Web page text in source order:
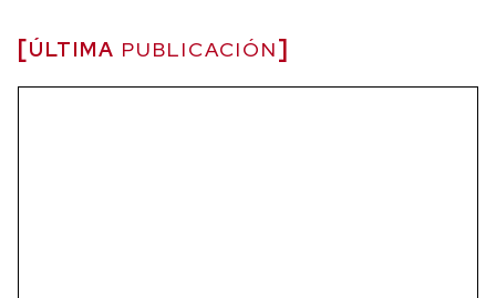
ÚLTIMA PUBLICACIÓN